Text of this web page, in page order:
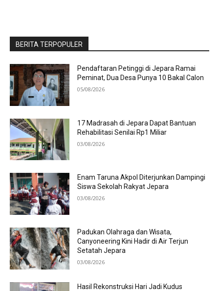
BERITA TERPOPULER
Pendaftaran Petinggi di Jepara Ramai
Peminat, Dua Desa Punya 10 Bakal Calon
05/08/2026
17 Madrasah di Jepara Dapat Bantuan
Rehabilitasi Senilai Rp1 Miliar
03/08/2026
Enam Taruna Akpol Diterjunkan Dampingi
Siswa Sekolah Rakyat Jepara
03/08/2026
Padukan Olahraga dan Wisata,
Canyoneering Kini Hadir di Air Terjun
Setatah Jepara
03/08/2026
Hasil Rekonstruksi Hari Jadi Kudus